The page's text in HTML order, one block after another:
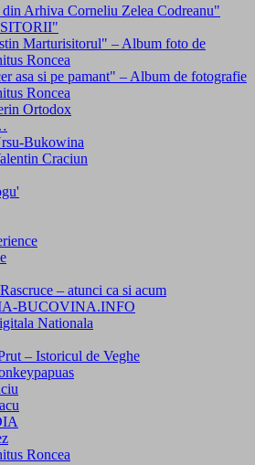
Arhiva Corneliu Zelea Codreanu"
Marturisitorul" – Album foto de
Roncea
asa si pe pamant" – Album de fotografie
Roncea
Ortodox
Bukowina
Craciun
– atunci ca si acum
BUCOVINA.INFO
Nationala
– Istoricul de Veghe
Roncea